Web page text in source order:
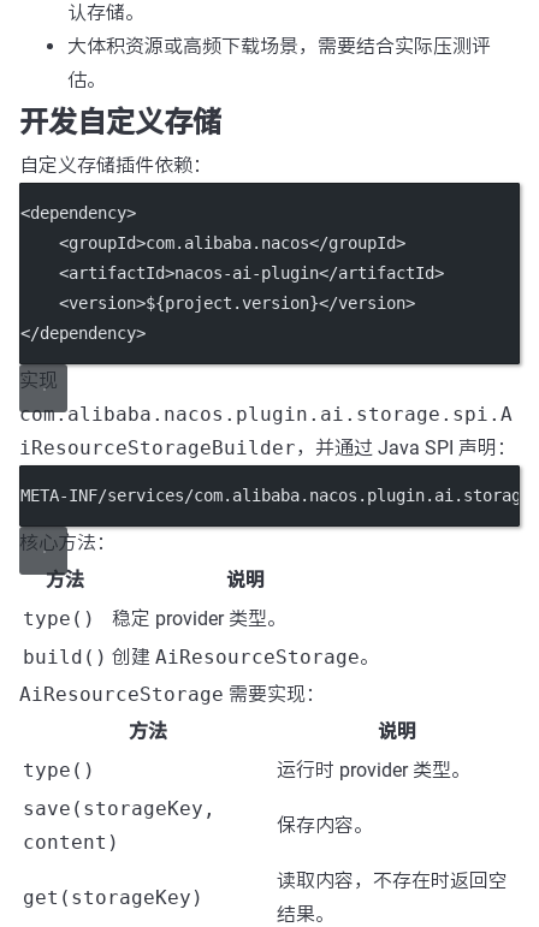
认存储。
大体积资源或高频下载场景，需要结合实际压测评
估。
开发自定义存储
自定义存储插件依赖：
<dependency>
    <
groupId>com.alibaba.nacos</groupId>
    <
artifactId>nacos-ai-plugin</artifactId>
    <
version>${project.version}</version>
</dependency>
实现
com.alibaba.nacos.plugin.ai.storage.spi.A
iResourceStorageBuilder，并通过 Java SPI 声明：
META-INF/services/
核心方法：
方法
说明
type()
稳定 provider 类型。
build() 创建 AiResourceStorage。
AiResourceStorage 需要实现：
方法
说明
type()
运行时 provider 类型。
save(storageKey,
content)
保存内容。
get(storageKey)
读取内容，不存在时返回空
结果。